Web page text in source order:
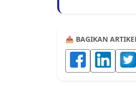
📤 BAGIKAN